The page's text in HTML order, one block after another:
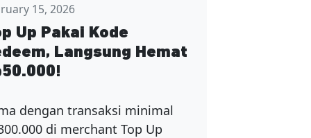
15, 2026
Up Pakai Kode
Langsung Hemat
dengan transaksi minimal
di merchant Top Up